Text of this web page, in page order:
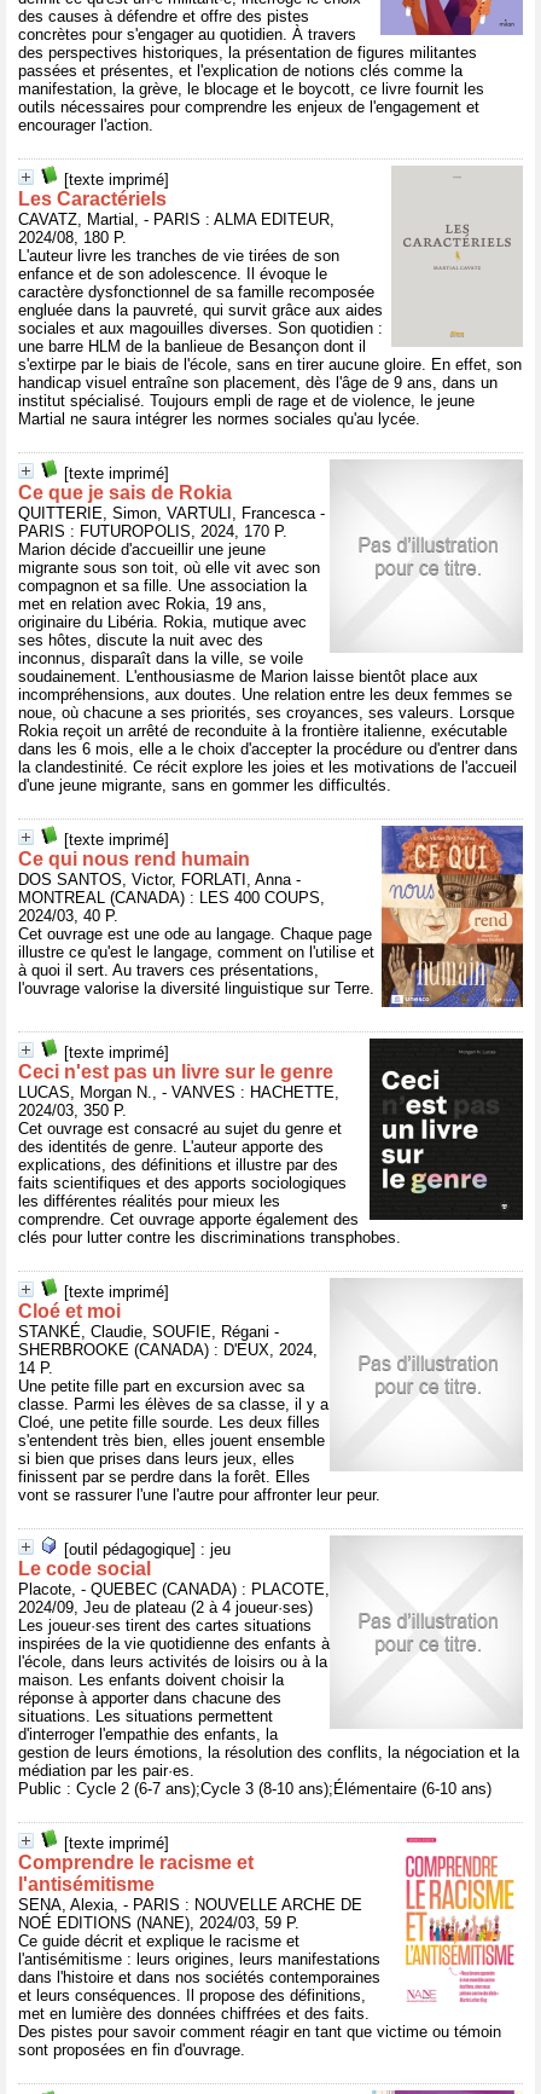
des causes à défendre et offre des pistes
concrètes pour s'engager au quotidien. À travers
des perspectives historiques, la présentation de figures militantes
passées et présentes, et l'explication de notions clés comme la
manifestation, la grève, le blocage et le boycott, ce livre fournit les
outils nécessaires pour comprendre les enjeux de l'engagement et
encourager l'action.
[texte imprimé]
Les Caractériels
CAVATZ, Martial, - PARIS : ALMA EDITEUR,
2024/08, 180 P.
L'auteur livre les tranches de vie tirées de son
enfance et de son adolescence. Il évoque le
caractère dysfonctionnel de sa famille recomposée
engluée dans la pauvreté, qui survit grâce aux aides
sociales et aux magouilles diverses. Son quotidien :
une barre HLM de la banlieue de Besançon dont il
s'extirpe par le biais de l'école, sans en tirer aucune gloire. En effet, son
handicap visuel entraîne son placement, dès l'âge de 9 ans, dans un
institut spécialisé. Toujours empli de rage et de violence, le jeune
Martial ne saura intégrer les normes sociales qu'au lycée.
[texte imprimé]
Ce que je sais de Rokia
QUITTERIE, Simon, VARTULI, Francesca -
PARIS : FUTUROPOLIS, 2024, 170 P.
Marion décide d'accueillir une jeune
migrante sous son toit, où elle vit avec son
compagnon et sa fille. Une association la
met en relation avec Rokia, 19 ans,
originaire du Libéria. Rokia, mutique avec
ses hôtes, discute la nuit avec des
inconnus, disparaît dans la ville, se voile
soudainement. L'enthousiasme de Marion laisse bientôt place aux
incompréhensions, aux doutes. Une relation entre les deux femmes se
noue, où chacune a ses priorités, ses croyances, ses valeurs. Lorsque
Rokia reçoit un arrêté de reconduite à la frontière italienne, exécutable
dans les 6 mois, elle a le choix d'accepter la procédure ou d'entrer dans
la clandestinité. Ce récit explore les joies et les motivations de l'accueil
d'une jeune migrante, sans en gommer les difficultés.
[texte imprimé]
Ce qui nous rend humain
DOS SANTOS, Victor, FORLATI, Anna -
MONTREAL (CANADA) : LES 400 COUPS,
2024/03, 40 P.
Cet ouvrage est une ode au langage. Chaque page
illustre ce qu'est le langage, comment on l'utilise et
à quoi il sert. Au travers ces présentations,
l'ouvrage valorise la diversité linguistique sur Terre.
[texte imprimé]
Ceci n'est pas un livre sur le genre
LUCAS, Morgan N., - VANVES : HACHETTE,
2024/03, 350 P.
Cet ouvrage est consacré au sujet du genre et
des identités de genre. L'auteur apporte des
explications, des définitions et illustre par des
faits scientifiques et des apports sociologiques
les différentes réalités pour mieux les
comprendre. Cet ouvrage apporte également des
clés pour lutter contre les discriminations transphobes.
[texte imprimé]
Cloé et moi
STANKÉ, Claudie, SOUFIE, Régani -
SHERBROOKE (CANADA) : D'EUX, 2024,
14 P.
Une petite fille part en excursion avec sa
classe. Parmi les élèves de sa classe, il y a
Cloé, une petite fille sourde. Les deux filles
s'entendent très bien, elles jouent ensemble
si bien que prises dans leurs jeux, elles
finissent par se perdre dans la forêt. Elles
vont se rassurer l'une l'autre pour affronter leur peur.
[outil pédagogique] : jeu
Le code social
Placote, - QUEBEC (CANADA) : PLACOTE,
2024/09, Jeu de plateau (2 à 4 joueur·ses)
Les joueur·ses tirent des cartes situations
inspirées de la vie quotidienne des enfants à
l'école, dans leurs activités de loisirs ou à la
maison. Les enfants doivent choisir la
réponse à apporter dans chacune des
situations. Les situations permettent
d'interroger l'empathie des enfants, la
gestion de leurs émotions, la résolution des conflits, la négociation et la
médiation par les pair·es.
Public : Cycle 2 (6-7 ans);Cycle 3 (8-10 ans);Élémentaire (6-10 ans)
[texte imprimé]
Comprendre le racisme et
l'antisémitisme
SENA, Alexia, - PARIS : NOUVELLE ARCHE DE
NOÉ EDITIONS (NANE), 2024/03, 59 P.
Ce guide décrit et explique le racisme et
l'antisémitisme : leurs origines, leurs manifestations
dans l'histoire et dans nos sociétés contemporaines
et leurs conséquences. Il propose des définitions,
met en lumière des données chiffrées et des faits.
Des pistes pour savoir comment réagir en tant que victime ou témoin
sont proposées en fin d'ouvrage.